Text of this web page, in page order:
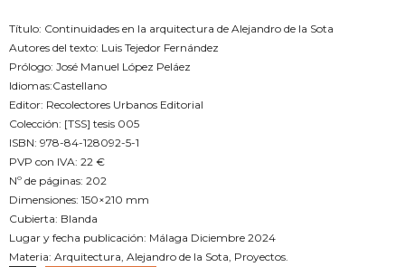
Título: Continuidades en la arquitectura de Alejandro de la Sota
Autores del texto: Luis Tejedor Fernández
Prólogo: José Manuel López Peláez
Idiomas:Castellano
Editor: Recolectores Urbanos Editorial
Colección: [TSS] tesis 005
ISBN: 978-84-128092-5-1
PVP con IVA: 22 €
Nº de páginas: 202
Dimensiones: 150×210 mm
Cubierta: Blanda
Lugar y fecha publicación: Málaga Diciembre 2024
Materia: Arquitectura, Alejandro de la Sota, Proyectos.